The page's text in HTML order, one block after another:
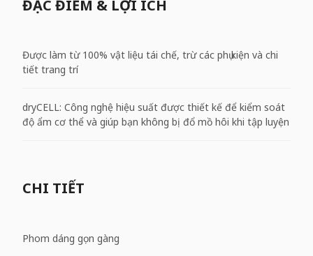
ĐẶC ĐIỂM & LỢI ÍCH
Được làm từ 100% vật liệu tái chế, trừ các phụ kiện và chi
tiết trang trí
dryCELL: Công nghệ hiệu suất được thiết kế để kiểm soát
độ ẩm cơ thể và giúp bạn không bị đổ mồ hôi khi tập luyện
CHI TIẾT
Phom dáng gọn gàng